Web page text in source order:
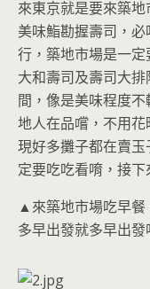
來東京就是要來築
美味鮨勘握壽司，
行，築地市場是一
大和壽司及壽司大
間，像是美味程度
地人在品嚐，不用
現好多攤子都在賣
定要吃吃看唷，接
▲來築地市場吃早餐
多早出發就多早出發